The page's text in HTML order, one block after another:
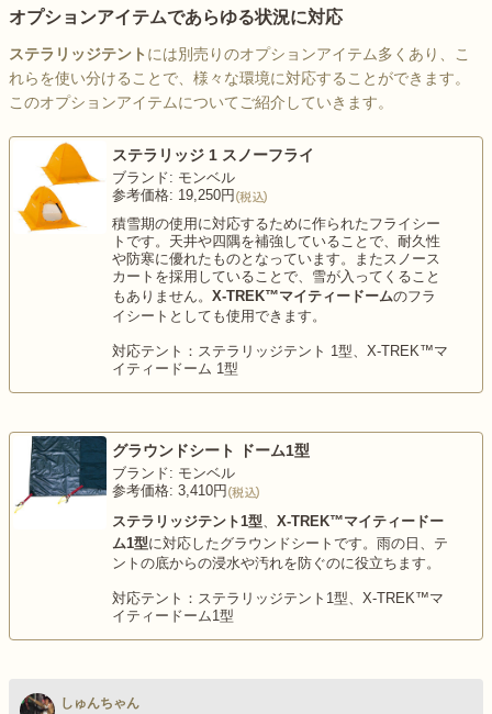
オプションアイテムであらゆる状況に対応
ステラリッジテント には別売りのオプションアイテム多くあり、こ
れらを使い分けることで、様々な環境に対応することができます。
このオプションアイテムについてご紹介していきます。
ステラリッジ 1 スノーフライ
ブランド: モンベル
参考価格: 19,250円
積雪期の使用に対応するために作られたフライシー
トです。天井や四隅を補強していることで、耐久性
や防寒に優れたものとなっています。またスノース
カートを採用していることで、雪が入ってくること
もありません。 X-TREK™マイティードームのフラ
イシートとしても使用できます。
対応テント：ステラリッジテント 1型、X-TREK™マ
イティードーム 1型
グラウンドシート ドーム1型
ブランド: モンベル
参考価格: 3,410円
ステラリッジテント1型、 X-TREK™マイティードー
ム1型に対応したグラウンドシートです。雨の日、テ
ントの底からの浸水や汚れを防ぐのに役立ちます。
対応テント：ステラリッジテント1型、X-TREK™マ
イティードーム1型
しゅんちゃん